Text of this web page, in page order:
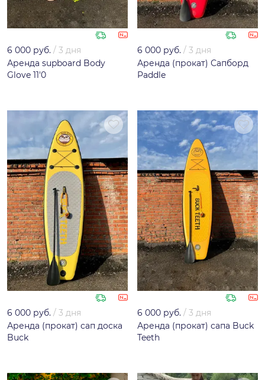
6 000 руб. / 3 дня
Аренда supboard Body
Glove 11'0
6 000 руб. / 3 дня
Аренда (прокат) Сапборд
Paddle
6 000 руб. / 3 дня
Аренда (прокат) сап доска
Buck
6 000 руб. / 3 дня
Аренда (прокат) сапа Buck
Teeth